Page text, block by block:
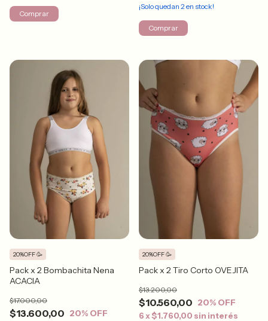
Comprar
¡Solo quedan 2 en stock!
Comprar
Pack x 2 Bombachita Nena
ACACIA
$13.600,00
$17.000,00
20% OFF
20%OFF 🥳
Pack x 2 Tiro Corto OVEJITA
$10.560,00
$13.200,00
20% OFF
6 x$1.760,00 sin interés
20%OFF 🥳